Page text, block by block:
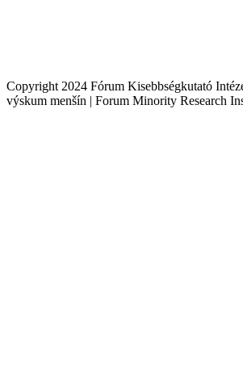
Copyright 2024 Fórum Kisebbségkutató
výskum menšín | Forum Minority Research